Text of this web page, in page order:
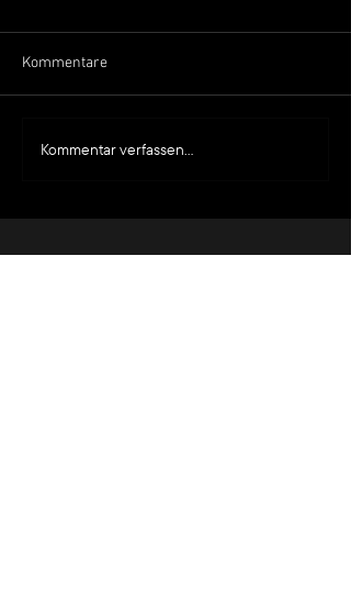
Kommentare
Kommentar verfassen...